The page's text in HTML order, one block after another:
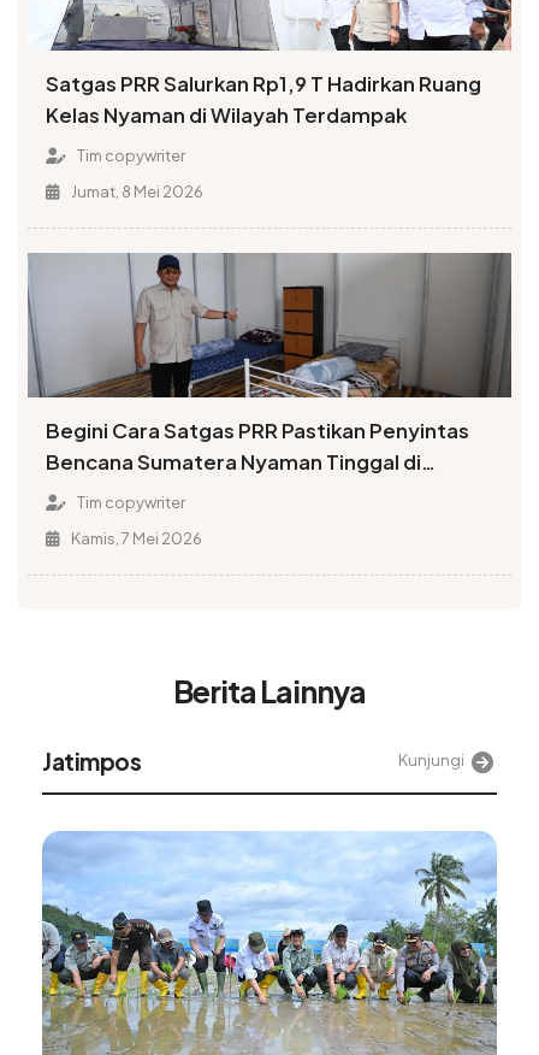
Satgas PRR Salurkan Rp1,9 T Hadirkan Ruang
Kelas Nyaman di Wilayah Terdampak
Tim copywriter
Jumat, 8 Mei 2026
Begini Cara Satgas PRR Pastikan Penyintas
Bencana Sumatera Nyaman Tinggal di
Huntara
Tim copywriter
Kamis, 7 Mei 2026
Berita Lainnya
Alinea Kunjungi